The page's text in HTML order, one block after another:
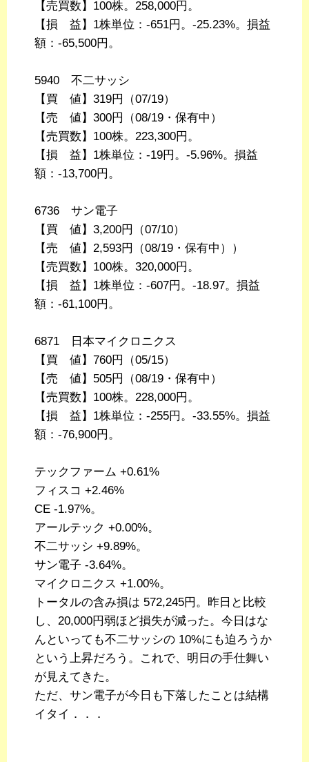
【売買数】100株。258,000円。
【損 益】1株単位：-651円。-25.23%。損益
額：-65,500円。
5940 不二サッシ
【買 値】319円（07/19）
【売 値】300円（08/19・保有中）
【売買数】100株。223,300円。
【損 益】1株単位：-19円。-5.96%。損益
額：-13,700円。
6736 サン電子
【買 値】3,200円（07/10）
【売 値】2,593円（08/19・保有中））
【売買数】100株。320,000円。
【損 益】1株単位：-607円。-18.97。損益
額：-61,100円。
6871 日本マイクロニクス
【買 値】760円（05/15）
【売 値】505円（08/19・保有中）
【売買数】100株。228,000円。
【損 益】1株単位：-255円。-33.55%。損益
額：-76,900円。
テックファーム +0.61%
フィスコ +2.46%
CE -1.97%。
アールテック +0.00%。
不二サッシ +9.89%。
サン電子 -3.64%。
マイクロニクス +1.00%。
トータルの含み損は 572,245円。昨日と比較
し、20,000円弱ほど損失が減った。今日はな
んといっても不二サッシの 10%にも迫ろうか
という上昇だろう。これで、明日の手仕舞い
が見えてきた。
ただ、サン電子が今日も下落したことは結構
イタイ．．．